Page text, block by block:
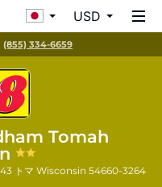
USD
(855) 334-6659
Tomah
トマ Wisconsin 54660-3264